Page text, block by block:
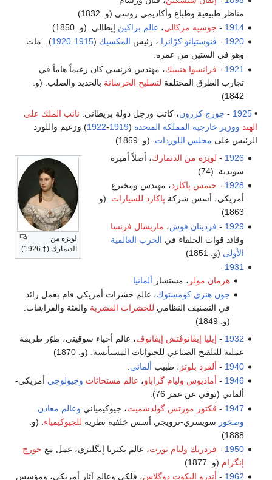
مناظر طبيعية وطباع وأكاديمي روسي (و. 1832)
1914
- جوسپه مركالي، عالم براكين إيطالي. (و. 1850)
1920
- ڤنوستيانو كرّانزا ، رئيس المكسيك (
1915
-
1920) . مات
وهو في الستين من عمره.
1921
- فرانسوا هنيبيك، مهندس فرنسي كان زعيماً هاماً في
تجارب الطرق المختلفة لتسليح الخرسانة بالحديد والصلب. (و.
1842)
•
1925
- جورج كرزون، كاتب ورجل دولة بريطاني. نائب الملك على
الهند ووزير خارجية المملكة المتحدة (
1919
-
1922) وزعيم واللورد
الرئيس على مجلس اللوردات . (و. 1859)
لويزه من
الدنمارك († 1926)
1926
- لويزه من الدنمارك، أصلاً أميرة
سويدية. (74)
1928
- جيمس پاكارد، مهندس ومخترع
أمريكي، أسس شركة پاكارد للسيارات. (و.
1863)
1929
- فردينان فوش، ماريشال فرنسا
وقائد قوات الحلفاء في الحرب العالمية
الأولى (و. 1851)
1931
-
هرمان مولر ، مستشار ألمانيا
جون هنري كومستوك، عالم حشرات أمريكي قام بعمل رائد
في التصنيف النظامي للحشرات القشرية والعثة والفراشات.
(و. 1849)
1932
- إيليا إيڤانوڤتش إيڤانوڤ، عالم أحياء سوڤيتي، طوّر طريقة
عملية للتلقيح الصناعي للحيوانات المستأنسة. (و. 1870)
1940
- ألفرد بلوتز ، طبيب ألماني
1946
- أماديوس وليام گراباو، عالم مستحاثات وجيولوجي أمريكي-
ألماني (توفي عن عمر 76).
1947
- ڤكتور مورتس گولدشميت، جيوكيميائي وعالم معادن
وصخور سويسري-نرويجي أسس خلفية نظرية للجيوكيمياء . (و.
1888)
1950
- فردريك وليام تورت، عالم بكتريا إنگليزي، عمل مع جورج
إنگرام (و. 1877)
1962
- أندرو إليكوت دوگلاس، فلكي وعالم آثار أمريكي، ومؤسس